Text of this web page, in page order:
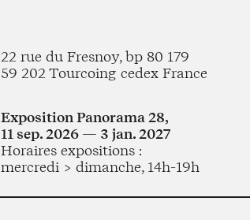
22 rue du Fresnoy, bp 80 179
59 202 Tourcoing cedex France
Exposition Panorama 28,
11 sep. 2026 — 3 jan. 2027
Horaires expositions :
mercredi > dimanche, 14h-19h